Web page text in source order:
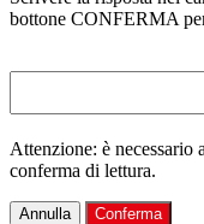
bottone CONFERMA
Attenzione: è necessario
conferma di lettura.
Annulla Conferma